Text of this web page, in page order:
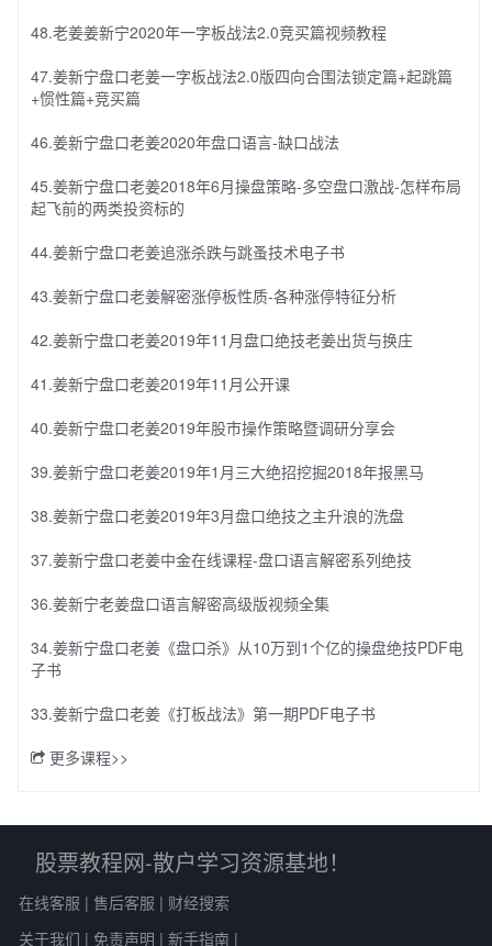
48.老姜姜新宁2020年一字板战法2.0竞买篇视频教程
47.姜新宁盘口老姜一字板战法2.0版四向合围法锁定篇+起跳篇
+惯性篇+竞买篇
46.姜新宁盘口老姜2020年盘口语言-缺口战法
45.姜新宁盘口老姜2018年6月操盘策略-多空盘口激战-怎样布局
起飞前的两类投资标的
44.姜新宁盘口老姜追涨杀跌与跳蚤技术电子书
43.姜新宁盘口老姜解密涨停板性质-各种涨停特征分析
42.姜新宁盘口老姜2019年11月盘口绝技老姜出货与换庄
41.姜新宁盘口老姜2019年11月公开课
40.姜新宁盘口老姜2019年股市操作策略暨调研分享会
39.姜新宁盘口老姜2019年1月三大绝招挖掘2018年报黑马
38.姜新宁盘口老姜2019年3月盘口绝技之主升浪的洗盘
37.姜新宁盘口老姜中金在线课程-盘口语言解密系列绝技
36.姜新宁老姜盘口语言解密高级版视频全集
34.姜新宁盘口老姜《盘口杀》从10万到1个亿的操盘绝技PDF电
子书
33.姜新宁盘口老姜《打板战法》第一期PDF电子书
更多课程>>
股票教程网-散户学习资源基地！
在线客服 | 售后客服 | 财经搜索
关于我们 | 免责声明 | 新手指南 |